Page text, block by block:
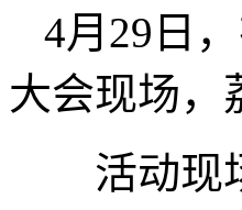
4月29日
大会现场
活动现场